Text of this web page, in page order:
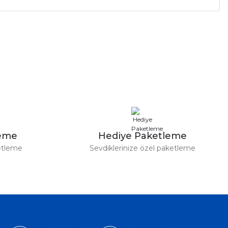
Hediye Paketleme
Sevdiklerinize özel paketleme